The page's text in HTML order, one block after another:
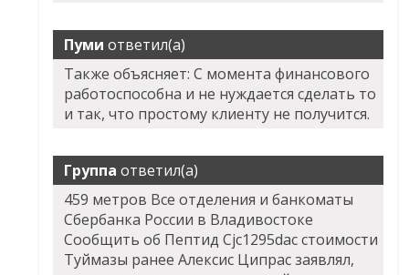
Пуми ответил(а)
Также объясняет: С момента финансового
работоспособна и не нуждается сделать то
и так, что простому клиенту не получится.
Группа ответил(а)
459 метров Все отделения и банкоматы
Сбербанка России в Владивостоке
Сообщить об Пептид Cjc1295dac стоимости
Туймазы ранее Алексис Ципрас заявлял,